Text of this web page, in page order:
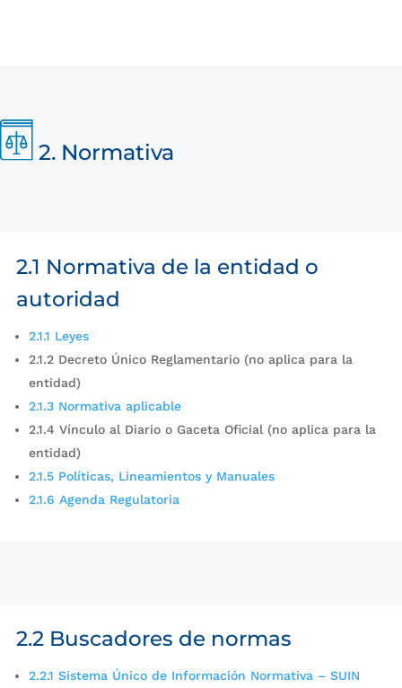
2. Normativa
2.1 Normativa de la entidad o
autoridad
2.1.1 Leyes
2.1.2 Decreto Único Reglamentario (no aplica para la
entidad)
2.1.3 Normativa aplicable
2.1.4 Vínculo al Diario o Gaceta Oficial (no aplica para la
entidad)
2.1.5 Políticas, Lineamientos y Manuales
2.1.6 Agenda Regulatoria
2.2 Buscadores de normas
2.2.1 Sistema Único de Información Normativa – SUIN